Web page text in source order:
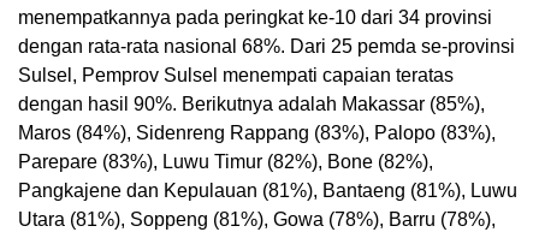
menempatkannya pada peringkat ke-10 dari 34 provinsi
dengan rata-rata nasional 68%. Dari 25 pemda se-provinsi
Sulsel, Pemprov Sulsel menempati capaian teratas
dengan hasil 90%. Berikutnya adalah Makassar (85%),
Maros (84%), Sidenreng Rappang (83%), Palopo (83%),
Parepare (83%), Luwu Timur (82%), Bone (82%),
Pangkajene dan Kepulauan (81%), Bantaeng (81%), Luwu
Utara (81%), Soppeng (81%), Gowa (78%), Barru (78%),